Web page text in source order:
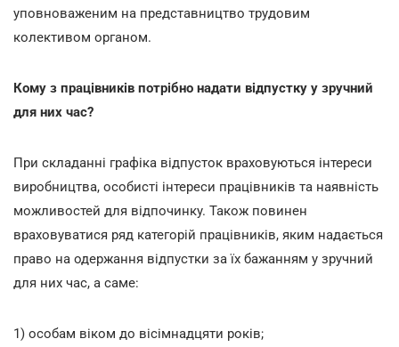
уповноваженим на представництво трудовим
колективом органом.
Кому з працівників потрібно надати відпустку у зручний
для них час?
При складанні графіка відпусток враховуються інтереси
виробництва, особисті інтереси працівників та наявність
можливостей для відпочинку. Також повинен
враховуватися ряд категорій працівників, яким надається
право на одержання відпустки за їх бажанням у зручний
для них час, а саме:
1) особам віком до вісімнадцяти років;